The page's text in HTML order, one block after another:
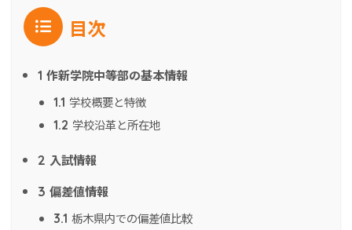
目次
1 作新学院中等部の基本情報
1.1 学校概要と特徴
1.2 学校沿革と所在地
2 入試情報
3 偏差値情報
3.1 栃木県内での偏差値比較